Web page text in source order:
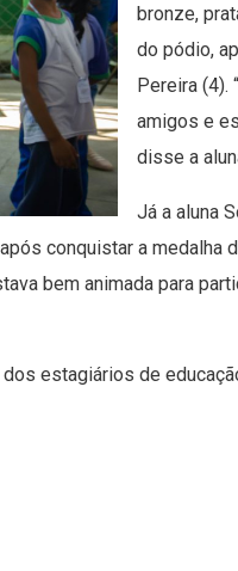
bronze,
do pódio,
Pereira (4).
amigos e
disse a
Já a aluna
conquistar a medalha
bem animada para
estagiários de